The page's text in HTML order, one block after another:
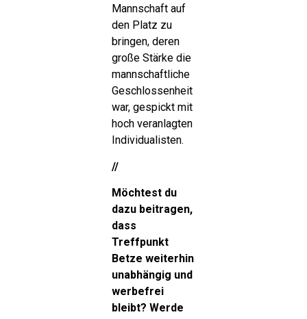
Mannschaft auf
den Platz zu
bringen, deren
große Stärke die
mannschaftliche
Geschlossenheit
war, gespickt mit
hoch veranlagten
Individualisten.
//
Möchtest du
dazu beitragen,
dass
Treffpunkt
Betze weiterhin
unabhängig und
werbefrei
bleibt? Werde